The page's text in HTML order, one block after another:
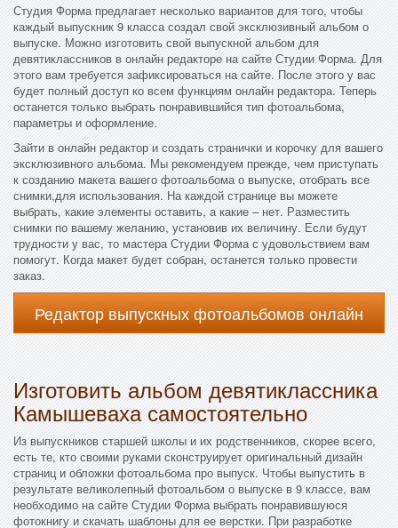
Студия Форма предлагает несколько вариантов для того, чтобы
каждый выпускник 9 класса создал свой эксклюзивный альбом о
выпуске. Можно изготовить свой выпускной альбом для
девятиклассников в онлайн редакторе на сайте Студии Форма. Для
этого вам требуется зафиксироваться на сайте. После этого у вас
будет полный доступ ко всем функциям онлайн редактора. Теперь
останется только выбрать понравившийся тип фотоальбома,
параметры и оформление.
Зайти в онлайн редактор и создать странички и корочку для вашего
эксклюзивного альбома. Мы рекомендуем прежде, чем приступать
к созданию макета вашего фотоальбома о выпуске, отобрать все
снимки,для использования. На каждой странице вы можете
выбрать, какие элементы оставить, а какие – нет. Разместить
снимки по вашему желанию, установив их величину. Если будут
трудности у вас, то мастера Студии Форма с удовольствием вам
помогут. Когда макет будет собран, останется только провести
заказ.
Редактор выпускных фотоальбомов онлайн
Изготовить альбом девятиклассника
Камышеваха самостоятельно
Из выпускников старшей школы и их родственников, скорее всего,
есть те, кто своими руками сконструирует оригинальный дизайн
страниц и обложки фотоальбома про выпуск. Чтобы выпустить в
результате великолепный фотоальбом о выпуске в 9 классе, вам
необходимо на сайте Студии Форма выбрать понравившуюся
фотокнигу и скачать шаблоны для ее верстки. При разработке